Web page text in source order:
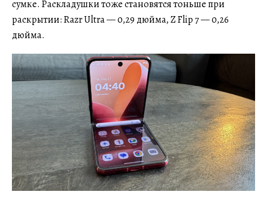
сумке. Раскладушки тоже становятся тоньше при
раскрытии: Razr Ultra — 0,29 дюйма, Z Flip 7 — 0,26
дюйма.